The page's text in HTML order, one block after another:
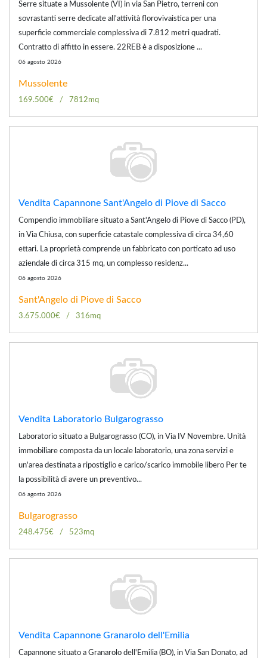
Serre situate a Mussolente (VI) in via San Pietro, terreni con
sovrastanti serre dedicate all'attività florovivaistica per una
superficie commerciale complessiva di 7.812 metri quadrati.
Contratto di affitto in essere. 22REB è a disposizione ...
06 agosto 2026
Mussolente
169.500€ 7812mq
Vendita Capannone Sant'Angelo di Piove di Sacco
Compendio immobiliare situato a Sant'Angelo di Piove di Sacco (PD),
in Via Chiusa, con superficie catastale complessiva di circa 34,60
ettari. La proprietà comprende un fabbricato con porticato ad uso
aziendale di circa 315 mq, un complesso residenz...
06 agosto 2026
Sant'Angelo di Piove di Sacco
3.675.000€ 316mq
Vendita Laboratorio Bulgarograsso
Laboratorio situato a Bulgarograsso (CO), in Via IV Novembre. Unità
immobiliare composta da un locale laboratorio, una zona servizi e
un'area destinata a ripostiglio e carico/scarico immobile libero Per te
la possibilità di avere un preventivo...
06 agosto 2026
Bulgarograsso
248.475€ 523mq
Vendita Capannone Granarolo dell'Emilia
Capannone situato a Granarolo dell'Emilia (BO), in Via San Donato, ad